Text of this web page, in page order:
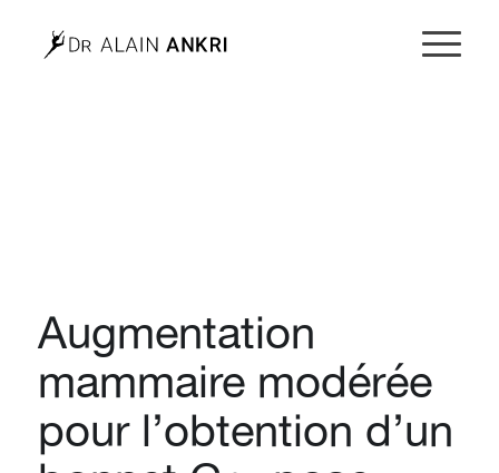
Augmentation
mammaire modérée
pour l’obtention d’un